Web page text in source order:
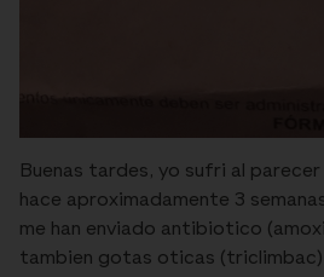
Buenas tardes, yo sufri al
hace aproximadamente 3
me han enviado antibiotico
tambien gotas oticas